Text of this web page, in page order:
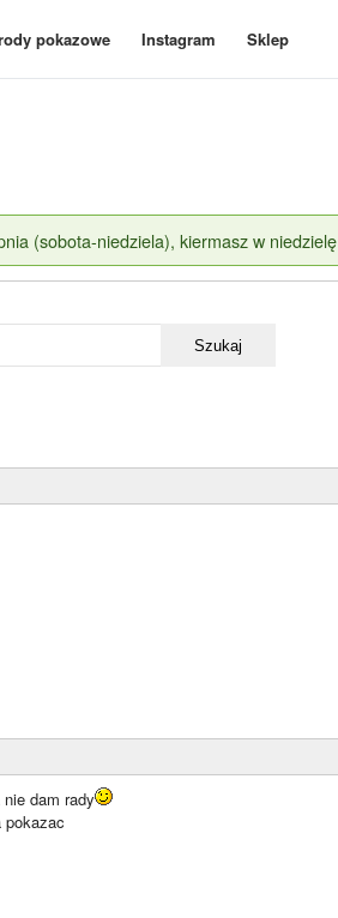
pokazowe Instagram Sklep
(sobota-niedziela), kiermasz w niedzielę
Szukaj
dam rady
pokazac